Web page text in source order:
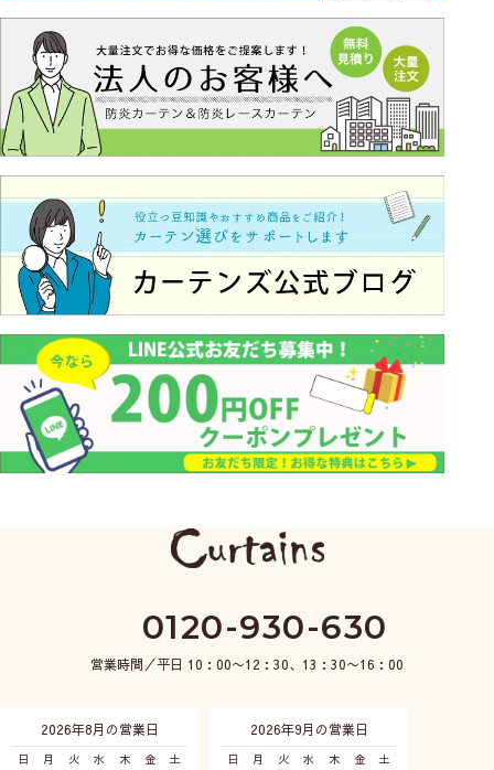
0120-930-630
営業時間／平日 10：00〜12：30、13：30〜16：00
2026年8月の営業日
日 月 火 水 木 金
土
2026年9月の営業日
日 月 火 水 木 金
土